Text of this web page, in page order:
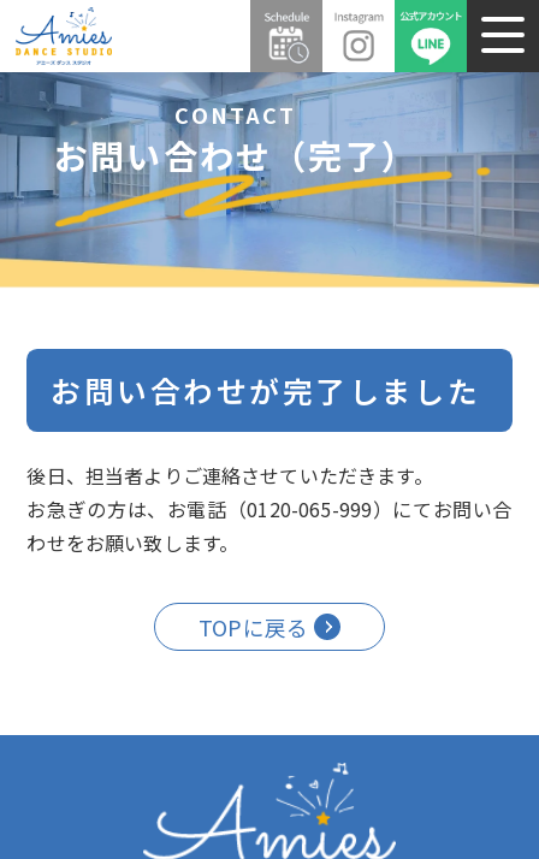
CONTACT
お問い合わせ（完了）
お問い合わせが完了しました
後日、担当者よりご連絡させていただきます。
お急ぎの方は、お電話（0120-065-999）にてお問い合
わせをお願い致します。
TOPに戻る